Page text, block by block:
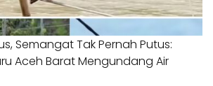
Semangat Tak Pernah Putus:
Aceh Barat Mengundang Air